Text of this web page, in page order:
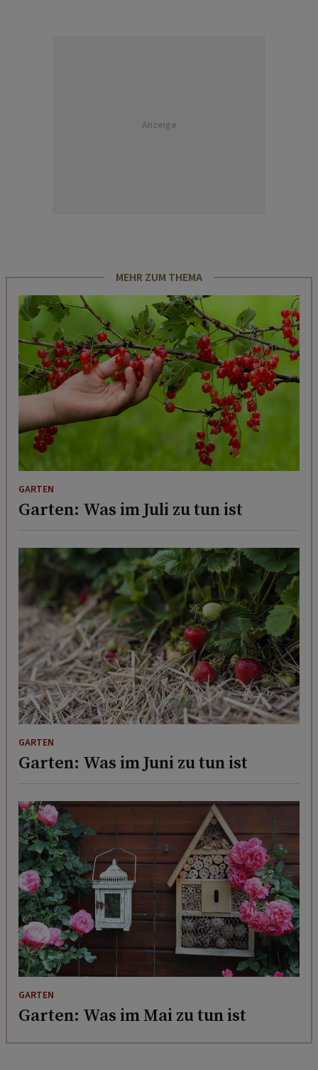
Anzeige
MEHR ZUM THEMA
GARTEN
Garten: Was im Juli zu tun ist
GARTEN
Garten: Was im Juni zu tun ist
GARTEN
Garten: Was im Mai zu tun ist